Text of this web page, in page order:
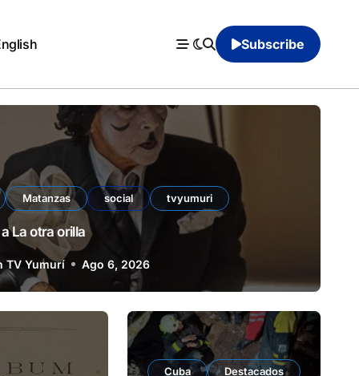
Subscribe
Matanzas social tvyumuri
La otra orilla
TV Yumurí Ago 6, 2026
Cuba Destacados